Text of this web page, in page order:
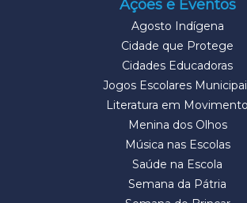
Ações e Eventos
Agosto Indígena
Cidade que Protege
Cidades Educadoras
Jogos Escolares
Literatura em Movimento
Menina dos Olhos
Música nas Escolas
Saúde na Escola
Semana da Pátria